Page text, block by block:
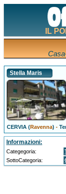
IL
Stella Maris
CERVIA (Ravenna) -
Informazioni:
Categegoria:
SottoCategoria: